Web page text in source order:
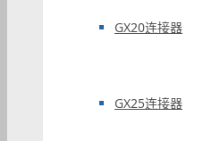
GX20连接器
GX25连接器